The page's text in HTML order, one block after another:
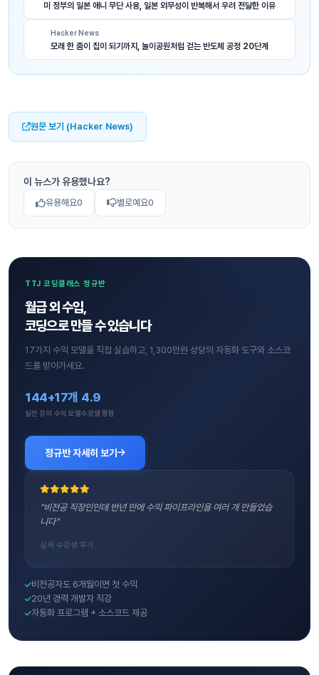
미 정부의 일본 애니 무단 사용, 일본 외무성이 반복해서 우려 전달한 이유
Hacker News
모래 한 줌이 칩이 되기까지, 놀이공원처럼 걷는 반도체 공정 20단계
원문 보기 (Hacker News)
이 뉴스가 유용했나요?
유용해요0 별로예요0
TTJ 코딩클래스 정규반
월급 외 수입,
코딩으로 만들 수 있습니다
17가지 수익 모델을 직접 실습하고, 1,300만원 상당의 자동화 도구와 소스코
드를 받아가세요.
144+
실전 강의
17개
수익 모델
4.9
수강생 평점
정규반 자세히 보기
"비전공 직장인인데 반년 만에 수익 파이프라인을 여러 개 만들었습
니다"
실제 수강생 후기
비전공자도 6개월이면 첫 수익
20년 경력 개발자 직강
자동화 프로그램 + 소스코드 제공